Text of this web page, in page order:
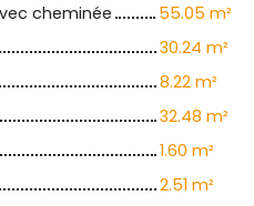
cheminée
55.05 m²
30.24 m²
8.22 m²
32.48 m²
1.60 m²
2.51 m²